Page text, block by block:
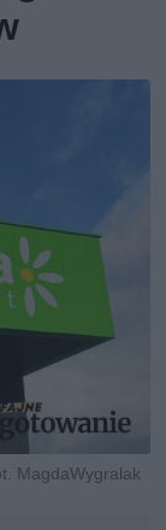
MagdaWygralak